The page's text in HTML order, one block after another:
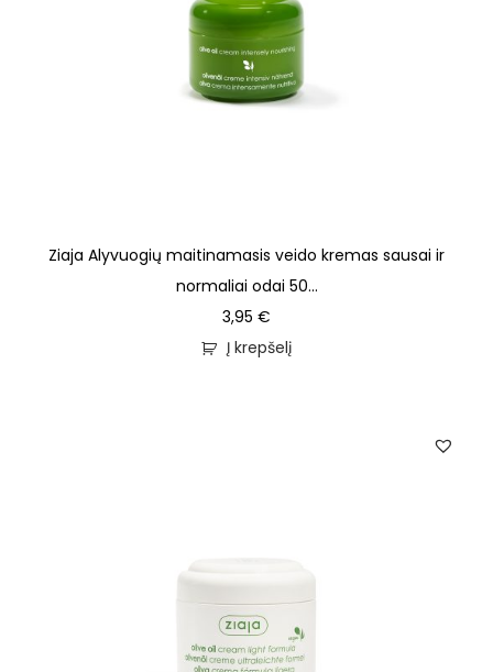
Ziaja Alyvuogių maitinamasis veido kremas sausai ir
normaliai odai 50...
3,95 €
Į krepšelį